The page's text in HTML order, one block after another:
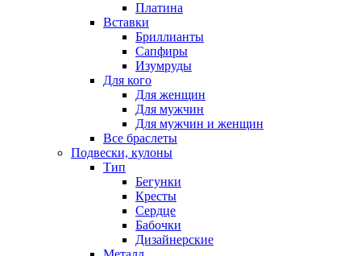
Платина
Вставки
Бриллианты
Сапфиры
Изумруды
Для кого
Для женщин
Для мужчин
Для мужчин и женщин
Все браслеты
Подвески, кулоны
Тип
Бегунки
Кресты
Сердце
Бабочки
Дизайнерские